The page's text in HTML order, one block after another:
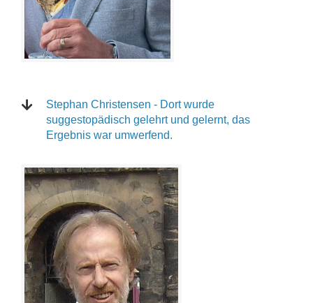
Stephan Christensen - Dort wurde
suggestopädisch gelehrt und gelernt, das
Ergebnis war umwerfend.